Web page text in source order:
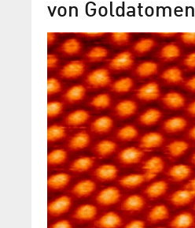
von Goldatomen